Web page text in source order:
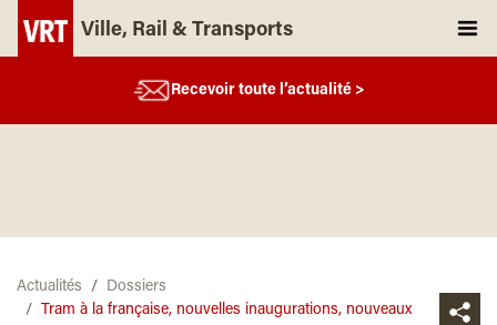
Ville, Rail & Transports
Recevoir toute l’actualité >
Actualités
Dossiers
Tram à la française, nouvelles inaugurations, nouveaux